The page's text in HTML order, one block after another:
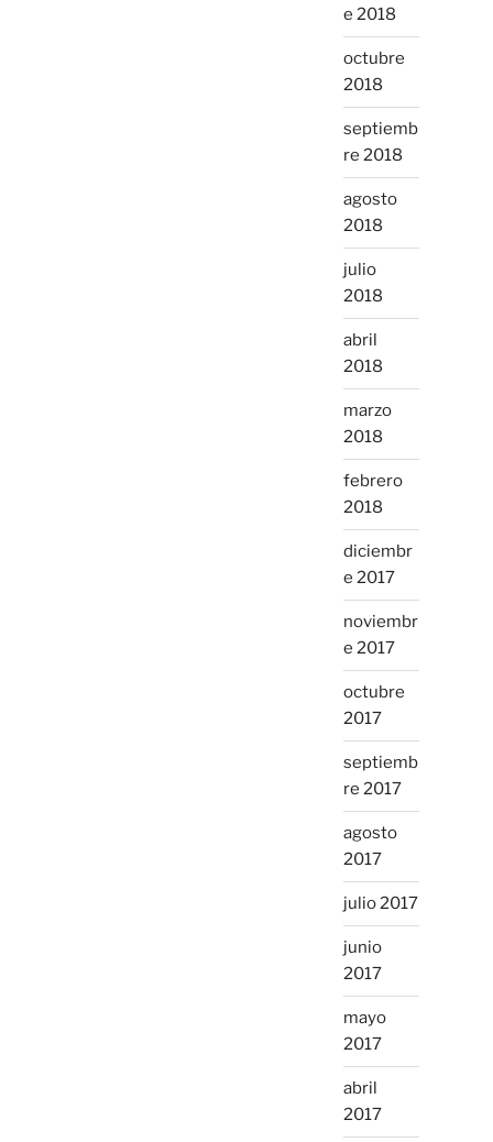
e 2018
octubre
2018
septiemb
re 2018
agosto
2018
julio
2018
abril
2018
marzo
2018
febrero
2018
diciembr
e 2017
noviembr
e 2017
octubre
2017
septiemb
re 2017
agosto
2017
julio 2017
junio
2017
mayo
2017
abril
2017